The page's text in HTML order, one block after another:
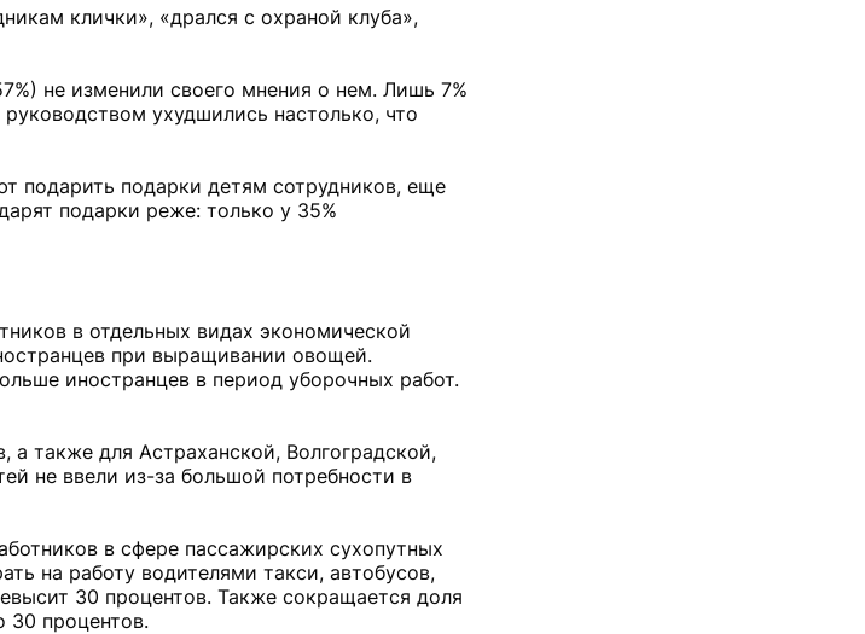
клички», «дрался с охраной клуба»,
не изменили своего мнения о нем. Лишь 7%
ухудшились настолько, что
подарить подарки детям сотрудников, еще
подарки реже: только у 35%
в отдельных видах экономической
при выращивании овощей.
иностранцев в период уборочных работ.
а также для Астраханской, Волгоградской,
не ввели из-за большой потребности в
в сфере пассажирских сухопутных
на работу водителями такси, автобусов,
30 процентов. Также сокращается доля
30 процентов.